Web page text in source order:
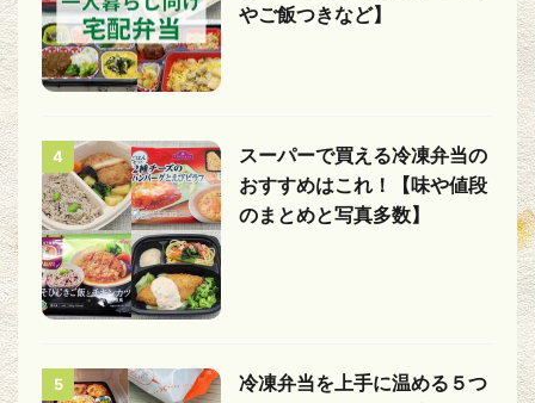
やご飯つきなど】
4
スーパーで買える冷凍弁当の
おすすめはこれ！【味や値段
のまとめと写真多数】
5
冷凍弁当を上手に温める５つ